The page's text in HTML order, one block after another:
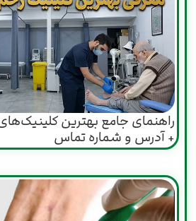
راهنمای جامع بهترین
+ آدرس و شماره تماس